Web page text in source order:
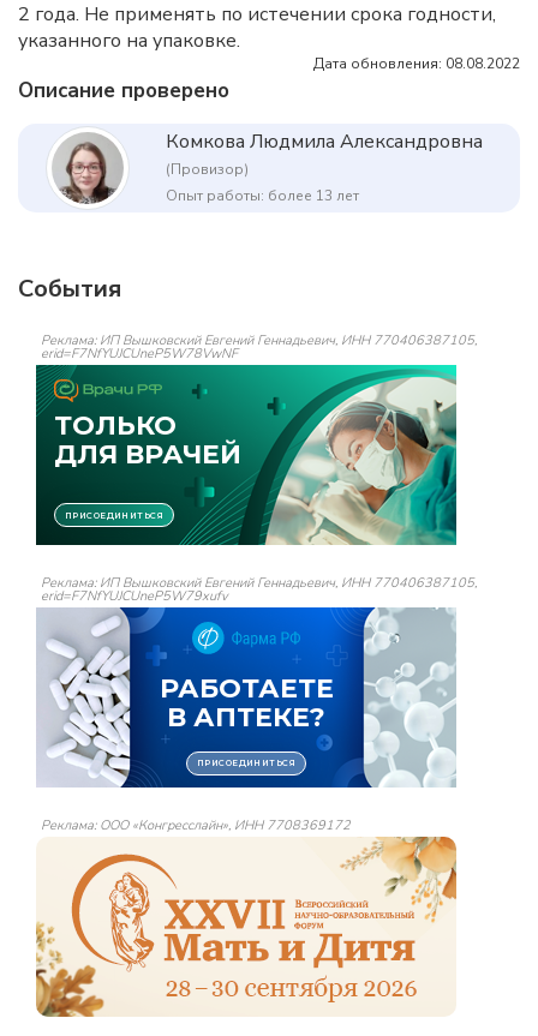
2 года. Не применять по истечении срока годности,
указанного на упаковке.
Дата обновления: 08.08.2022
Описание проверено
Комкова Людмила Александровна
(Провизор)
Опыт работы: более 13 лет
События
Реклама: ИП Вышковский Евгений Геннадьевич, ИНН 770406387105,
erid=F7NfYUJCUneP5W78VwNF
Реклама: ИП Вышковский Евгений Геннадьевич, ИНН 770406387105,
erid=F7NfYUJCUneP5W79xufv
Реклама: ООО «Конгресслайн», ИНН 7708369172